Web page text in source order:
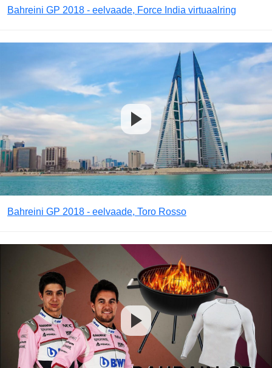
Bahreini GP 2018 - eelvaade, Force India virtuaalring
Bahreini GP 2018 - eelvaade, Toro Rosso